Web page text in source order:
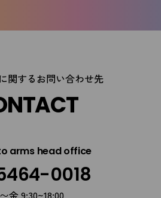
関するお問い合わせ先
arms head office
0018
金 9:30~18:00